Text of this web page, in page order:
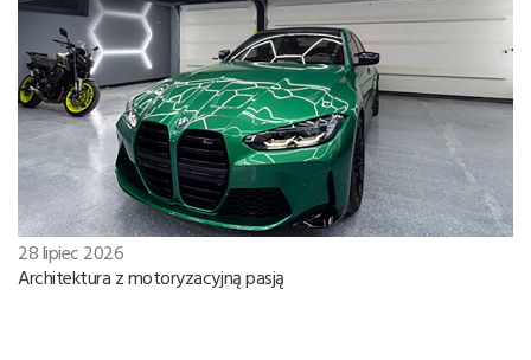
28 lipiec 2026
Architektura z motoryzacyjną pasją